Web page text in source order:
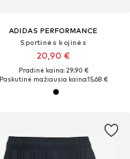
ADIDAS PERFORMANCE
Sportinės kojinės
20,90 €
Pradinė kaina: 29,90 €
Paskutinė mažiausia kaina:15,68 €